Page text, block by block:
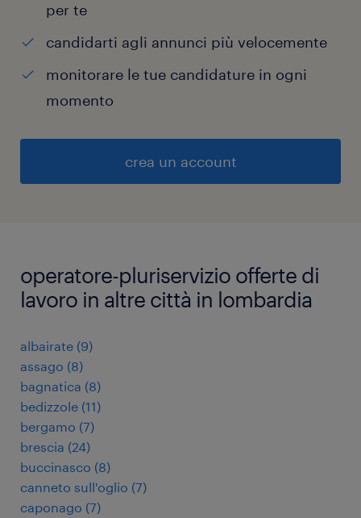
per te
candidarti agli annunci più velocemente
monitorare le tue candidature in ogni
momento
crea un account
operatore-pluriservizio offerte di
lavoro in altre città in lombardia
albairate (9)
assago (8)
bagnatica (8)
bedizzole (11)
bergamo (7)
brescia (24)
buccinasco (8)
canneto sull'oglio (7)
caponago (7)